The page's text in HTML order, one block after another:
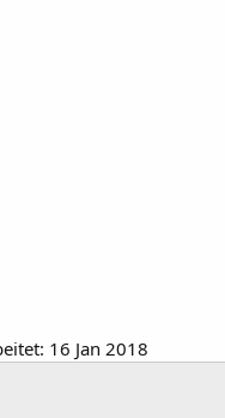
16 Jan 2018